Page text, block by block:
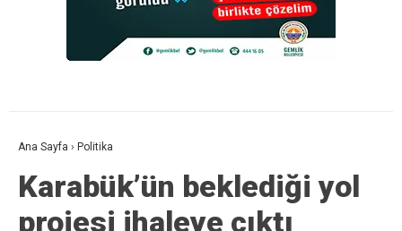
Ana Sayfa › Politika
Karabük’ün beklediği yol
projesi ihaleye çıktı